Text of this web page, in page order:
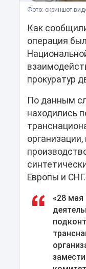
Фото: скриншот
Как
операция
прокуратур
По данным
находились
Европы и СНГ.
«28 мая